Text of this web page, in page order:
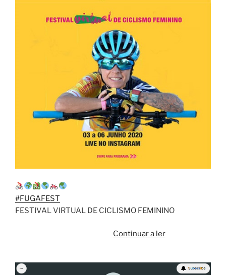
#FUGAFEST
FESTIVAL VIRTUAL DE CICLISMO FEMININO
Continuar a ler“Mais
provas,”